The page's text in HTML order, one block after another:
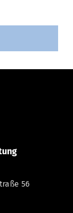
56